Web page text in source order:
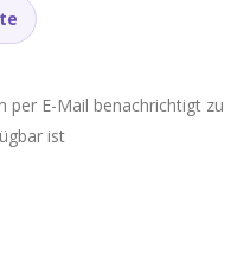
per E-Mail benachrichtigt zu
ist